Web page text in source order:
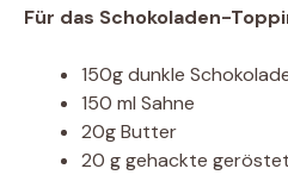
Für das Schokoladen-
150g dunkle
150 ml Sahne
20g Butter
20 g gehackte